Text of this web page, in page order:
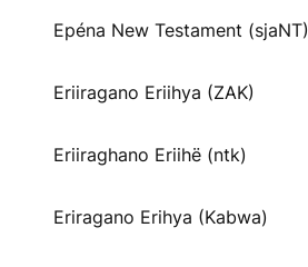
Epéna New Testament (sjaNT)
Eriiragano Eriihya (ZAK)
Eriiraghano Eriihë (ntk)
Eriragano Erihya (Kabwa)